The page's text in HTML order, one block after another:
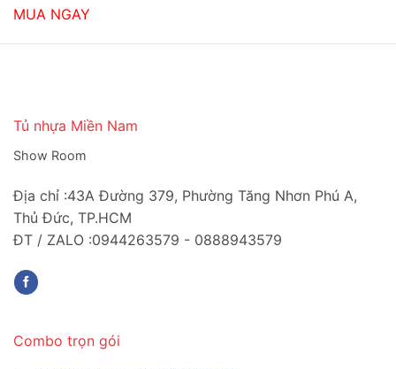
2,565,000₫.
MUA NGAY
Tủ nhựa Miền Nam
Show Room
Địa chỉ :43A Đường 379, Phường Tăng Nhơn Phú A,
Thủ Đức, TP.HCM
ĐT / ZALO :0944263579 - 0888943579
Combo trọn gói